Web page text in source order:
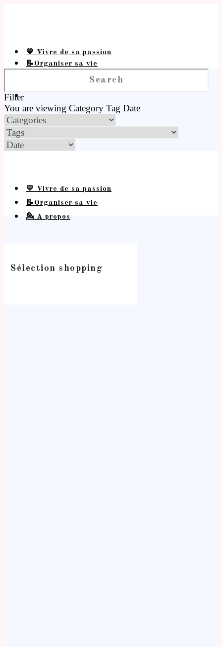
💛 Vivre de sa passion
📝Organiser sa vie
Filter
You are viewing Category Tag Date
💛 Vivre de sa passion
📝Organiser sa vie
💁 A propos
Sélection shopping